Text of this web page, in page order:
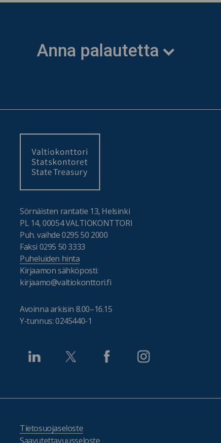
Anna palautetta
Sörnäisten rantatie 13, Helsinki
PL 14, 00054 VALTIOKONTTORI
Puh. vaihde 0295 50 2000
Faksi 0295 50 3333
Puheluiden hinta
Kirjaamon sähköposti:
kirjaamo@valtiokonttori.fi
Avoinna arkisin 8.00–16.15
Y-tunnus: 0245440-1
Tietosuojaseloste
Saavutettavuusseloste